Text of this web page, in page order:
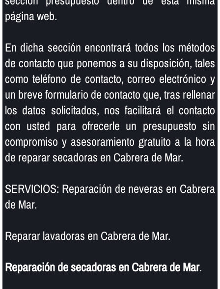
página web.
En dicha sección encontrará todos los métodos
de contacto que ponemos a su disposición, tales
como teléfono de contacto, correo electrónico y
un breve formulario de contacto que, tras rellenar
los datos solicitados, nos facilitará el contacto
con usted para ofrecerle un presupuesto sin
compromiso y asesoramiento gratuito a la hora
de reparar secadoras en Cabrera de Mar.
SERVICIOS: Reparación de neveras en Cabrera
de Mar.
Reparar lavadoras en Cabrera de Mar.
Reparación de secadoras en Cabrera de Mar.